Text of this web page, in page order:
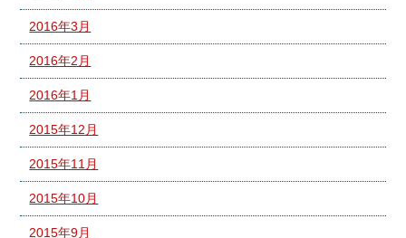
2016年3月
2016年2月
2016年1月
2015年12月
2015年11月
2015年10月
2015年9月